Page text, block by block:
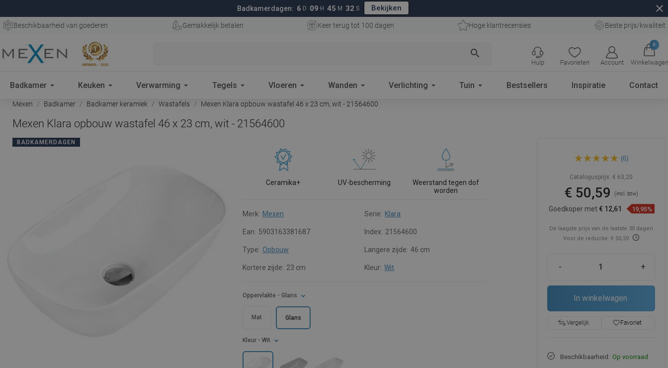
Badkamerdagen: 6 D 09 H 45 M 31 S Bekijken close
Beschikbaarheid van goederen Gemakkelijk betalen Keer terug tot 100 dagen Hoge klantrecensies Beste prijs/kwaliteit
search
Favorieten Account
0
Winkelwagen
Hulp
Badkamer Keuken Verwarming Tegels Vloeren Wanden Verlichting Tuin Bestsellers Inspiratie Contact
Mexen Badkamer Badkamer keramiek Wastafels Mexen Klara opbouw wastafel 46 x 23 cm, wit - 21564600
Mexen Klara opbouw wastafel 46 x 23 cm, wit - 21564600
BADKAMERDAGEN
Ceramika+ UV-bescherming
Weerstand tegen dof
worden
Merk: Mexen Serie: Klara
Ean: 5903163381687 Index: 21564600
Type: Opbouw Langere zijde: 46 cm
Kortere zijde: 23 cm Kleur: Wit
Kleur - Wit
Oppervlakte - Glans
Mat Glans
wastafel 46 x 23 cm, wit -
(6)
Catalogusprijs: € 63,20
€ 50,59(incl. btw)
Goedkoper met € 12,61 19,95%
De laagste prijs van de laatste 30 dagen
Voor de reductie: € 50,59
- +
In winkelwagen
Vergelijk favorite_borderFavoriet
Beschikbaarheid: Op voorraad